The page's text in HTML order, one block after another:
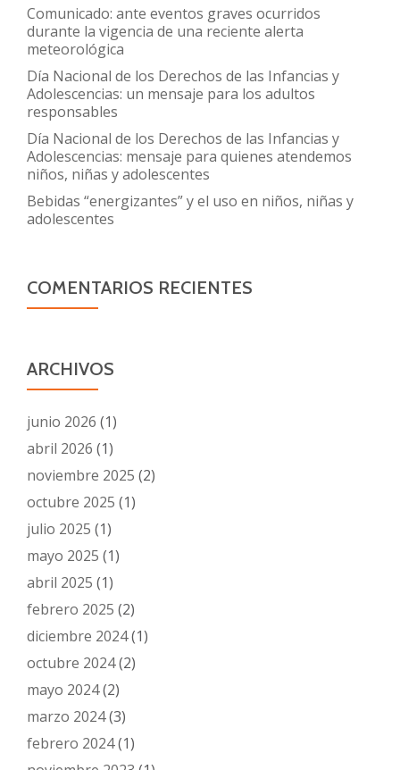
Comunicado: ante eventos graves ocurridos
durante la vigencia de una reciente alerta
meteorológica
Día Nacional de los Derechos de las Infancias y
Adolescencias: un mensaje para los adultos
responsables
Día Nacional de los Derechos de las Infancias y
Adolescencias: mensaje para quienes atendemos
niños, niñas y adolescentes
Bebidas “energizantes” y el uso en niños, niñas y
adolescentes
COMENTARIOS RECIENTES
ARCHIVOS
junio 2026 (1)
abril 2026 (1)
noviembre 2025 (2)
octubre 2025 (1)
julio 2025 (1)
mayo 2025 (1)
abril 2025 (1)
febrero 2025 (2)
diciembre 2024(1)
octubre 2024(2)
mayo 2024(2)
marzo 2024(3)
febrero 2024(1)